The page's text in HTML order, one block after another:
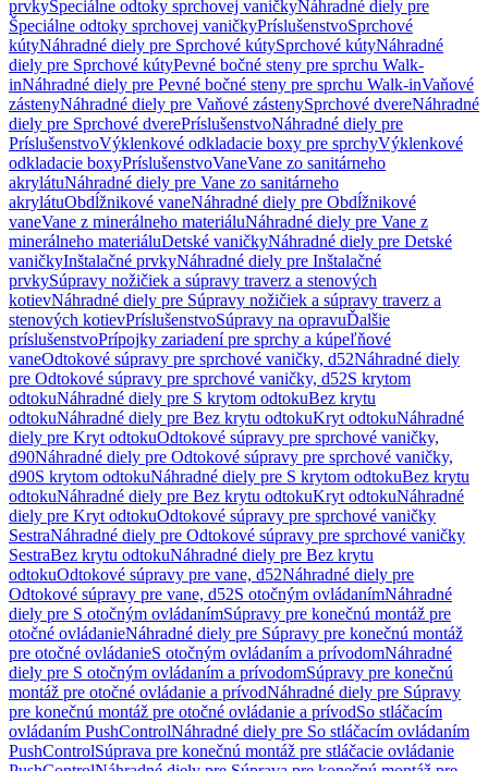
prvkyŠpeciálne odtoky sprchovej vaničkyNáhradné diely pre
Špeciálne odtoky sprchovej vaničkyPríslušenstvoSprchové
kútyNáhradné diely pre Sprchové kútySprchové kútyNáhradné
diely pre Sprchové kútyPevné bočné steny pre sprchu Walk-
inNáhradné diely pre Pevné bočné steny pre sprchu Walk-inVaňové
zástenyNáhradné diely pre Vaňové zástenySprchové dvereNáhradné
diely pre Sprchové dverePríslušenstvoNáhradné diely pre
PríslušenstvoVýklenkové odkladacie boxy pre sprchyVýklenkové
odkladacie boxyPríslušenstvoVaneVane zo sanitárneho
akrylátuNáhradné diely pre Vane zo sanitárneho
akrylátuObdĺžnikové vaneNáhradné diely pre Obdĺžnikové
vaneVane z minerálneho materiáluNáhradné diely pre Vane z
minerálneho materiáluDetské vaničkyNáhradné diely pre Detské
vaničkyInštalačné prvkyNáhradné diely pre Inštalačné
prvkySúpravy nožičiek a súpravy traverz a stenových
kotievNáhradné diely pre Súpravy nožičiek a súpravy traverz a
stenových kotievPríslušenstvoSúpravy na opravuĎalšie
príslušenstvoPrípojky zariadení pre sprchy a kúpeľňové
vaneOdtokové súpravy pre sprchové vaničky, d52Náhradné diely
pre Odtokové súpravy pre sprchové vaničky, d52S krytom
odtokuNáhradné diely pre S krytom odtokuBez krytu
odtokuNáhradné diely pre Bez krytu odtokuKryt odtokuNáhradné
diely pre Kryt odtokuOdtokové súpravy pre sprchové vaničky,
d90Náhradné diely pre Odtokové súpravy pre sprchové vaničky,
d90S krytom odtokuNáhradné diely pre S krytom odtokuBez krytu
odtokuNáhradné diely pre Bez krytu odtokuKryt odtokuNáhradné
diely pre Kryt odtokuOdtokové súpravy pre sprchové vaničky
SestraNáhradné diely pre Odtokové súpravy pre sprchové vaničky
SestraBez krytu odtokuNáhradné diely pre Bez krytu
odtokuOdtokové súpravy pre vane, d52Náhradné diely pre
Odtokové súpravy pre vane, d52S otočným ovládanímNáhradné
diely pre S otočným ovládanímSúpravy pre konečnú montáž pre
otočné ovládanieNáhradné diely pre Súpravy pre konečnú montáž
pre otočné ovládanieS otočným ovládaním a prívodomNáhradné
diely pre S otočným ovládaním a prívodomSúpravy pre konečnú
montáž pre otočné ovládanie a prívodNáhradné diely pre Súpravy
pre konečnú montáž pre otočné ovládanie a prívodSo stláčacím
ovládaním PushControlNáhradné diely pre So stláčacím ovládaním
PushControlSúprava pre konečnú montáž pre stláčacie ovládanie